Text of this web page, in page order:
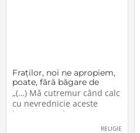
Fraţilor, noi ne apropiem,
poate, fără băgare de
seamă de aceşti «munţi»
„(…) Mă cutremur când calc
cu nevrednicie aceste
locuri pe unde au trecut
înaintaşii noştri. Şi cred că
RELIGIE